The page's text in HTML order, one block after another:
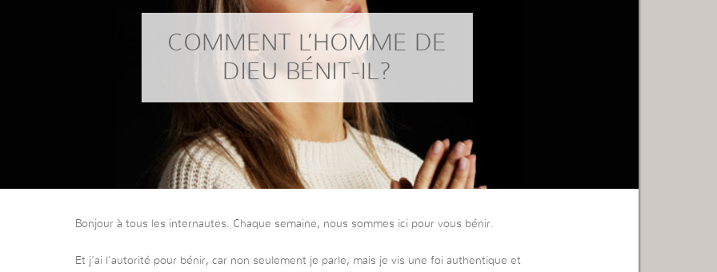
COMMENT L’HOMME DE
DIEU BÉNIT-IL?
Bonjour à tous les internautes. Chaque semaine, nous sommes ici pour vous bénir.
Et j’ai l’autorité pour bénir, car non seulement je parle, mais je vis une foi authentique et